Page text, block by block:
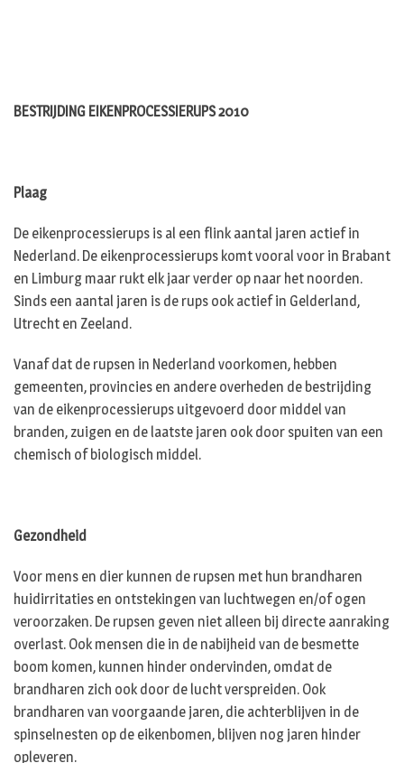
BESTRIJDING EIKENPROCESSIERUPS 2010
Plaag
De eikenprocessierups is al een flink aantal jaren actief in
Nederland. De eikenprocessierups komt vooral voor in Brabant
en Limburg maar rukt elk jaar verder op naar het noorden.
Sinds een aantal jaren is de rups ook actief in Gelderland,
Utrecht en Zeeland.
Vanaf dat de rupsen in Nederland voorkomen, hebben
gemeenten, provincies en andere overheden de bestrijding
van de eikenprocessierups uitgevoerd door middel van
branden, zuigen en de laatste jaren ook door spuiten van een
chemisch of biologisch middel.
Gezondheid
Voor mens en dier kunnen de rupsen met hun brandharen
huidirritaties en ontstekingen van luchtwegen en/of ogen
veroorzaken. De rupsen geven niet alleen bij directe aanraking
overlast. Ook mensen die in de nabijheid van de besmette
boom komen, kunnen hinder ondervinden, omdat de
brandharen zich ook door de lucht verspreiden. Ook
brandharen van voorgaande jaren, die achterblijven in de
spinselnesten op de eikenbomen, blijven nog jaren hinder
opleveren.